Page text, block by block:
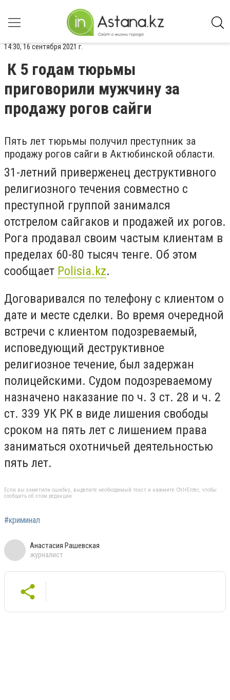
14:30, 16 сентября 2021 г.
К 5 годам тюрьмы
приговорили мужчину за
продажу рогов сайги
Пять лет тюрьмы получил преступник за
продажу рогов сайги в Актюбинской области.
31-летний приверженец деструктивного
религиозного течения совместно с
преступной группой занимался
отстрелом сайгаков и продажей их рогов.
Рога продавал своим частым клиентам в
пределах 60-80 тысяч тенге. Об этом
сообщает Polisia.kz.
Договаривался по телефону с клиентом о
дате и месте сделки. Во время очередной
встречи с клиентом подозреваемый,
исповедующий деструктивное
религиозное течение, был задержан
полицейскими. Судом подозреваемому
назначено наказание по ч. 3 ст. 28 и ч. 2
ст. 339 УК РК в виде лишения свободы
сроком на пять лет с лишением права
заниматься охотничьей деятельностью
пять лет.
Если вы заметили ошибку, выделите необходимый текст и нажмите Ctrl+Enter, чтобы
сообщить об этом редакции
#криминал
Анастасия Рашевская
журналист